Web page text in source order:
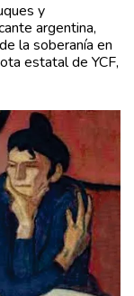
y
argentina,
la soberanía en
estatal de YCF,